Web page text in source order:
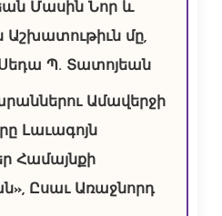
Մասին Նոր և
մը,
Պ. Տատոյեան
Ամավերջի
Լաւագոյն
Համայնքի
Ըսաւ Առաջնորդ